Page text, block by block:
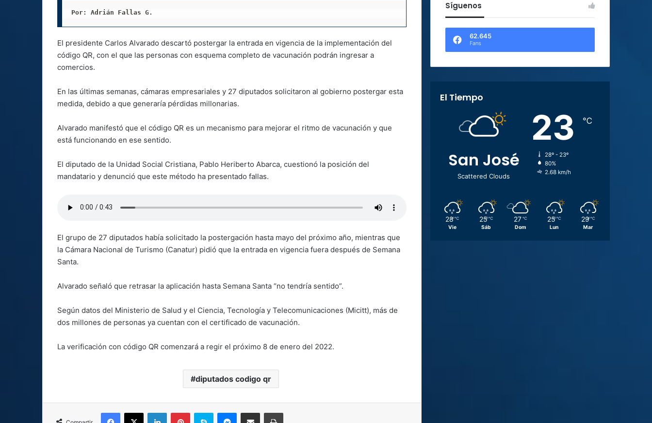
Por: Adrián Fallas G.
El presidente Carlos Alvarado descartó postergar la entrada en vigencia de la implementación del
código QR, con el que las personas con esquema completo de vacunación podrán ingresar a
comercios.
En las últimas semanas, cámaras empresariales y 27 diputados solicitaron al gobierno postergar esta
medida, debido a que generaría pérdidas millonarias.
Alvarado manifestó que el código QR es un mecanismo para mejorar el ritmo de vacunación y que
está funcionando en ese sentido.
El diputado de la Unidad Social Cristiana, Pablo Heriberto Abarca, cuestionó la posición del
mandatario y denunció que este método ha presentado fallas.
El grupo de 27 diputados había solicitado la postergación hasta mayo del próximo año, mientras que
la Cámara Nacional de Turismo (Canatur) pidió que la entrada en vigencia fuera después de Semana
Santa.
Alvarado señaló que retrasar la aplicación hasta Semana Santa “no tendría sentido”.
Según datos del Ministerio de Salud y el Ciencia, Tecnología y Telecomunicaciones (Micitt), más de
dos millones de personas ya cuentan con el certificado de vacunación.
La verificación con código QR comenzará a regir el próximo 8 de enero del 2022.
diputados codigo qr
Facebook
X LinkedInPinterestSkype MessengerCompartir por correo electrónicoImprimir
Síguenos
62.645
Fans
El Tiempo
San José
Scattered Clouds
23 ℃
28º - 23º
80%
2.68 km/h
28 ℃
Vie
25 ℃
Sáb
27 ℃
Dom
25 ℃
Lun
29 ℃
Mar